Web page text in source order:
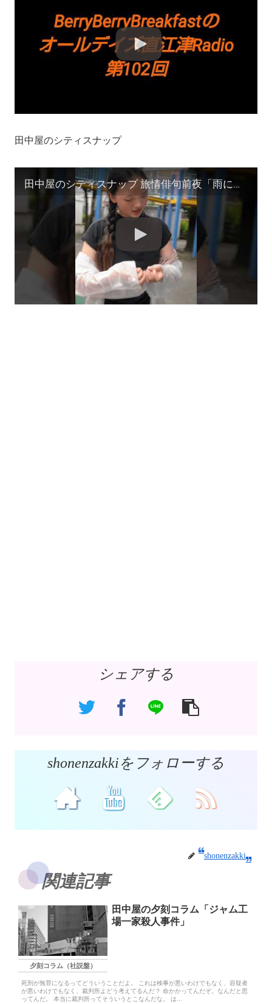
田中屋のシティスナップ
田中屋のシティスナップ 旅情俳句前夜「雨に濡れる高田馬場の女」撮影/田中宏明 #サーファー #shorts #zine
シェアする
shonenzakkiをフォローする
shonenzakki
関連記事
夕刻コラム（社説盤）
田中屋の夕刻コラム「ジャム工
場一家殺人事件」
死刑が無罪になるってどういうことだよ。 これは検事が悪いわけでもなく、容疑者
が悪いわけでもなく、裁判所よどう考えてるんだ？ 命かかってんだぞ。なんだと思
ってんだ。 本当に裁判所ってそういうとこなんだな。 は...